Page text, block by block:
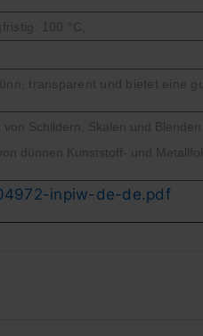
100 °C,
transparent und bietet eine
von Schildern, Skalen und
dünnen Kunststoff- und
inpiw-de-de.pdf